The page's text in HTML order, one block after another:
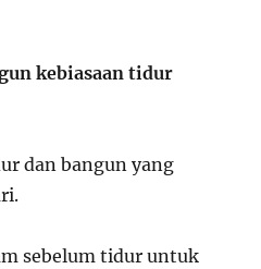
kebiasaan tidur
dan bangun yang
sebelum tidur untuk